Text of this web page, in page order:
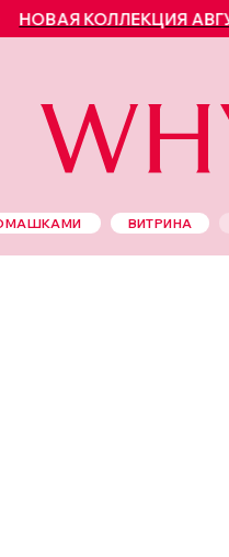
КОЛЛЕКЦИЯ АВГУСТА
ВИТРИНА